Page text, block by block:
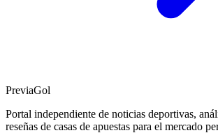
PreviaGol
Portal independiente de noticias deportivas,
reseñas de casas de apuestas para el mercado